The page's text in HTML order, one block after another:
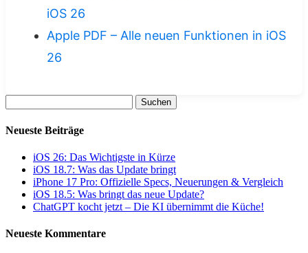
iOS 26
Apple PDF – Alle neuen Funktionen in iOS
26
nach:
Neueste Beiträge
iOS 26: Das Wichtigste in Kürze
iOS 18.7: Was das Update bringt
iPhone 17 Pro: Offizielle Specs, Neuerungen & Vergleich
iOS 18.5: Was bringt das neue Update?
ChatGPT kocht jetzt – Die KI übernimmt die Küche!
Neueste Kommentare